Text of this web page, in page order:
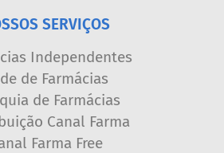
SERVIÇOS
Independentes
de Farmácias
de Farmácias
Canal Farma
Farma Free